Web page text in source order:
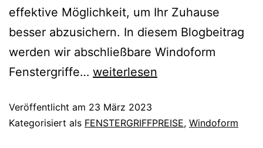
effektive Möglichkeit, um Ihr Zuhause
besser abzusichern. In diesem Blogbeitrag
werden wir abschließbare Windoform
Fenstergriffe… weiterlesen
Veröffentlicht am 23 März 2023
Kategorisiert als FENSTERGRIFFPREISE, Windoform